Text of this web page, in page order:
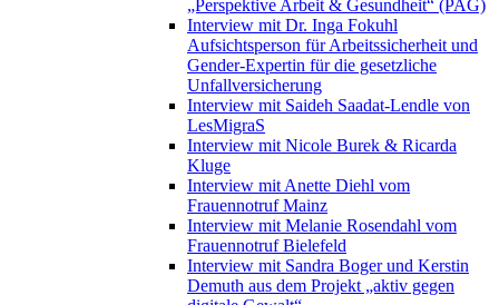
„Perspektive Arbeit & Gesundheit“ (PAG)
Interview mit Dr. Inga Fokuhl
Aufsichtsperson für Arbeitssicherheit und
Gender-Expertin für die gesetzliche
Unfallversicherung
Interview mit Saideh Saadat-Lendle von
LesMigraS
Interview mit Nicole Burek & Ricarda
Kluge
Interview mit Anette Diehl vom
Frauennotruf Mainz
Interview mit Melanie Rosendahl vom
Frauennotruf Bielefeld
Interview mit Sandra Boger und Kerstin
Demuth aus dem Projekt „aktiv gegen